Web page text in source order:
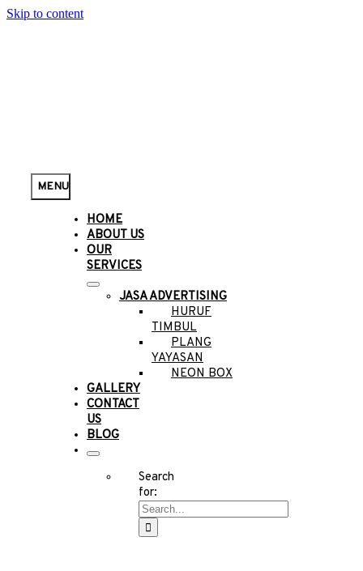
Skip to content
MENU
HOME
ABOUT US
OUR
SERVICES
JASA ADVERTISING
HURUF
TIMBUL
PLANG
YAYASAN
NEON BOX
GALLERY
CONTACT
US
BLOG
Search
for: